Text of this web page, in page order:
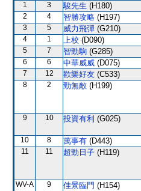
1 3 駿先生 (H180)
2 4 智勝攻略 (H197)
3 5 威力飛彈 (G210)
4 1 上校 (D090)
5 7 智勁駒 (G285)
6 6 中華威威 (D075)
7 12 歡樂好友 (C533)
8 2 勁無敵 (H199)
9 10 投資有利 (G025)
10 8 萬事有 (D443)
11 11 超勁日子 (H119)
WV-A 9 佳景臨門 (H154)